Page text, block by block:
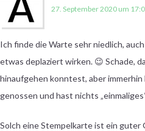
27. September 2020 um
Ich finde die Warte sehr niedlich,
etwas deplaziert wirken. 😉 Schade,
hinaufgehen konntest, aber
genossen und hast nichts
Solch eine Stempelkarte ist ein guter